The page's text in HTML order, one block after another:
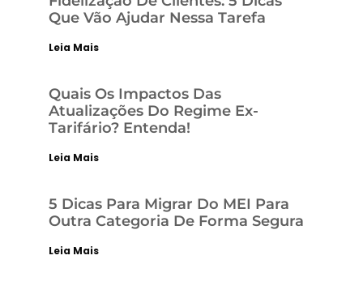
Que Vão Ajudar Nessa Tarefa
Leia Mais
Quais Os Impactos Das
Atualizações Do Regime Ex-
Tarifário? Entenda!
Leia Mais
5 Dicas Para Migrar Do MEI Para
Outra Categoria De Forma Segura
Leia Mais